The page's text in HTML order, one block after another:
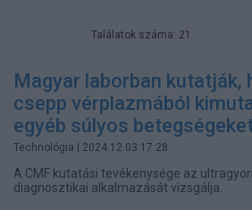
Találatok száma: 21
Magyar laborban kutatják,
csepp vérplazmából
egyéb súlyos
Technológia | 2024.12.03 17:28
A CMF kutatási tevékenysége az
diagnosztikai alkalmazását vizsgálja.